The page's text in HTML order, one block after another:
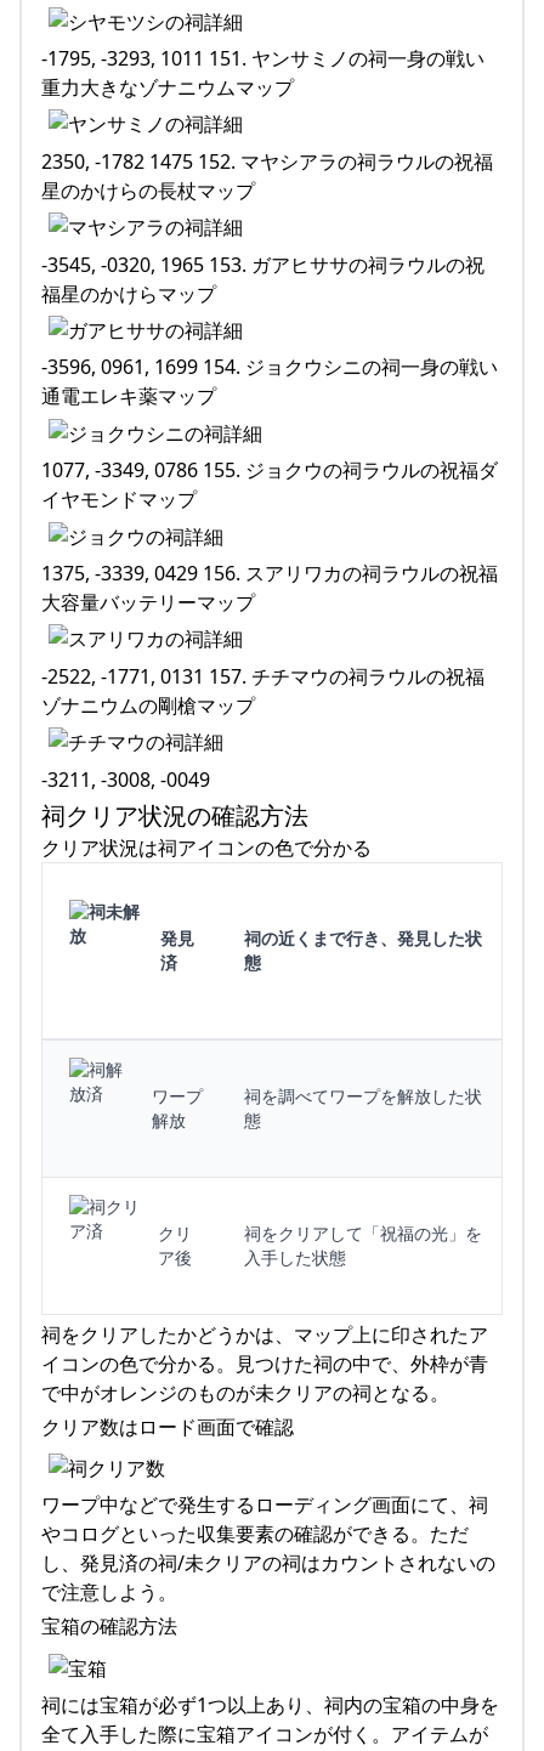
-1795, -3293, 1011 151. ヤンサミノの祠一身の戦い
重力大きなゾナニウムマップ
2350, -1782 1475 152. マヤシアラの祠ラウルの祝福
星のかけらの長杖マップ
-3545, -0320, 1965 153. ガアヒササの祠ラウルの祝
福星のかけらマップ
-3596, 0961, 1699 154. ジョクウシニの祠一身の戦い
通電エレキ薬マップ
1077, -3349, 0786 155. ジョクウの祠ラウルの祝福ダ
イヤモンドマップ
1375, -3339, 0429 156. スアリワカの祠ラウルの祝福
大容量バッテリーマップ
-2522, -1771, 0131 157. チチマウの祠ラウルの祝福
ゾナニウムの剛槍マップ
-3211, -3008, -0049
祠クリア状況の確認方法
クリア状況は祠アイコンの色で分かる
発見
済
祠の近くまで行き、発見した状
態
ワープ
解放
祠を調べてワープを解放した状
態
クリ
ア後
祠をクリアして「祝福の光」を
入手した状態
祠をクリアしたかどうかは、マップ上に印されたア
イコンの色で分かる。見つけた祠の中で、外枠が青
で中がオレンジのものが未クリアの祠となる。
クリア数はロード画面で確認
ワープ中などで発生するローディング画面にて、祠
やコログといった収集要素の確認ができる。ただ
し、発見済の祠/未クリアの祠はカウントされないの
で注意しよう。
宝箱の確認方法
祠には宝箱が必ず1つ以上あり、祠内の宝箱の中身を
全て入手した際に宝箱アイコンが付く。アイテムが